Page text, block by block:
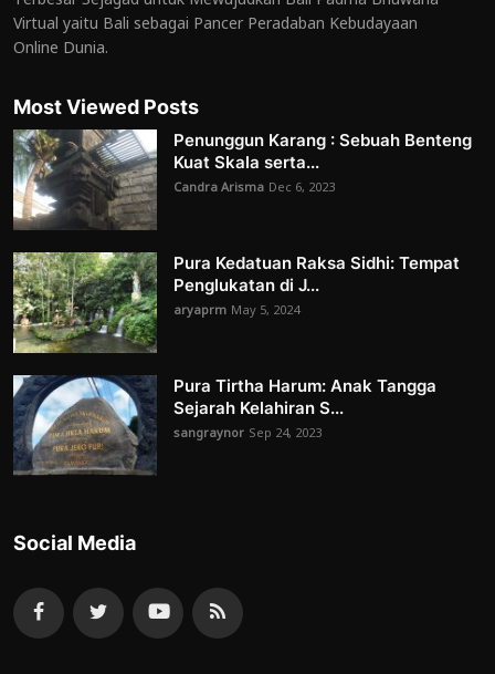
Virtual yaitu Bali sebagai Pancer Peradaban Kebudayaan
Online Dunia.
Most Viewed Posts
Penunggun Karang : Sebuah Benteng
Kuat Skala serta...
Candra Arisma Dec 6, 2023
Pura Kedatuan Raksa Sidhi: Tempat
Penglukatan di J...
aryaprm May 5, 2024
Pura Tirtha Harum: Anak Tangga
Sejarah Kelahiran S...
sangraynor Sep 24, 2023
Social Media